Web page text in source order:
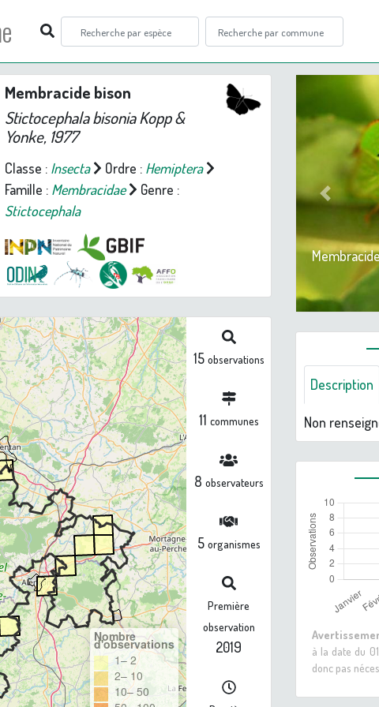
Membracide bison
Stictocephala bisoniaKopp &
Yonke, 1977
Classe : Insecta Ordre : Hemiptera
Famille : Membracidae
Genre :
Stictocephala
Nombre
d'observations
1– 2
2– 10
10– 50
15 observations
11 communes
8 observateurs
5 organismes
Première
observation
2019
Previous
Description
Non
à la date du
donc pas